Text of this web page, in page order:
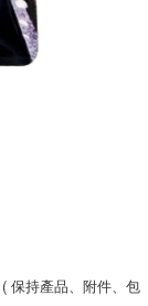
保持產品、附件、包